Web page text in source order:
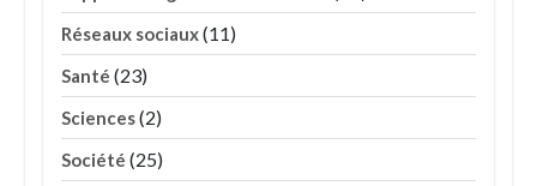
Réseaux sociaux(11)
Santé (23)
Sciences(2)
Société (25)